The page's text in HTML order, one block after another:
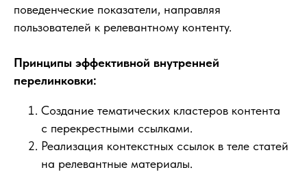
поведенческие показатели, направляя
пользователей к релевантному контенту.
Принципы эффективной внутренней
перелинковки:
Создание тематических кластеров контента
с перекрестными ссылками.
Реализация контекстных ссылок в теле статей
на релевантные материалы.